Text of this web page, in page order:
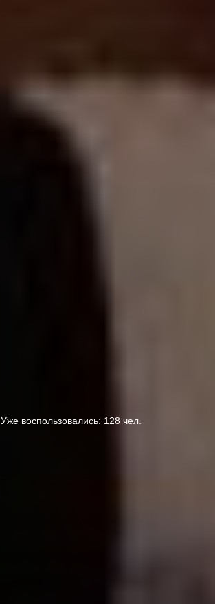
Уже воспользовались: 128 чел.